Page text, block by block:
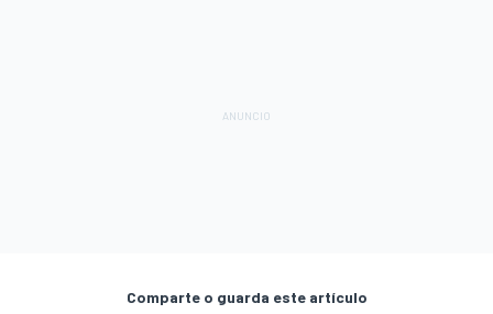
Comparte o guarda este artículo